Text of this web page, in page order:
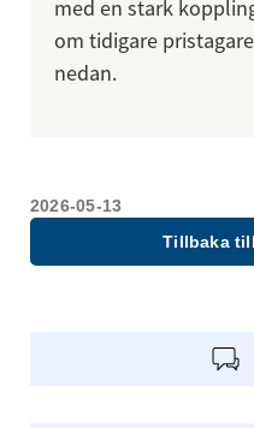
med en stark
om tidigare
nedan.
2026-05-13
Tillbaka